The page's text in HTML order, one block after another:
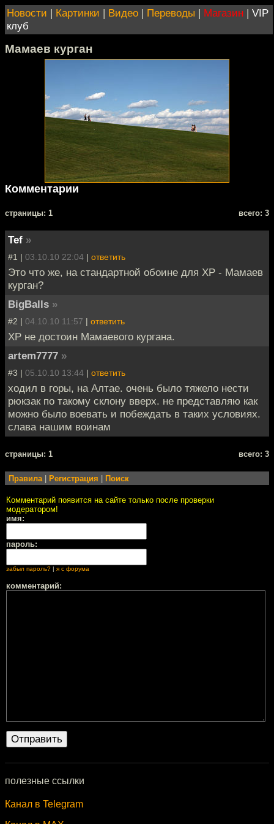
Новости | Картинки | Видео | Переводы | Магазин | VIP
клуб
Мамаев курган
Комментарии
cтраницы: 1 всего: 3
Tef »
#1 | 03.10.10 22:04 | ответить
Это что же, на стандартной обоине для ХР - Мамаев
курган?
BigBalls »
#2 | 04.10.10 11:57 | ответить
XP не достоин Мамаевого кургана.
artem7777 »
#3 | 05.10.10 13:44 | ответить
ходил в горы, на Алтае. очень было тяжело нести
рюкзак по такому склону вверх. не представляю как
можно было воевать и побеждать в таких условиях.
слава нашим воинам
cтраницы: 1 всего: 3
Правила Регистрация Поиск
Комментарий появится на сайте только после проверки
модератором!
имя:
пароль:
забыл пароль? | я с форума
комментарий:
полезные ссылки
Канал в Telegram